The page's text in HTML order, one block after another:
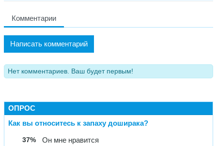
Комментарии
Написать комментарий
Нет комментариев. Ваш будет первым!
ОПРОС
Как вы относитесь к запаху доширака?
37% Он мне нравится